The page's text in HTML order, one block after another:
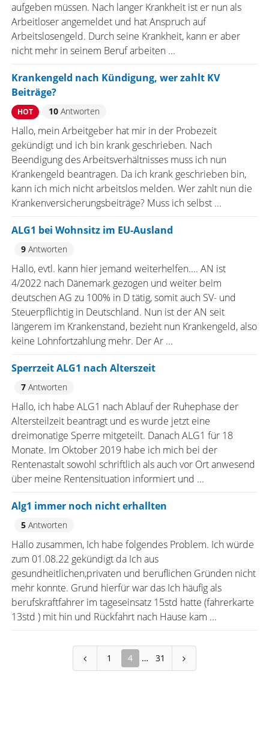
aufgeben müssen. Nach langer Krankheit ist er nun als
Arbeitloser angemeldet und hat Anspruch auf
Arbeitslosengeld. Durch seine Krankheit, kann er aber
nicht mehr in seinem Beruf arbeiten ...
Krankengeld nach Kündigung, wer zahlt KV
Beiträge?
HOT 10Antworten
Hallo, mein Arbeitgeber hat mir in der Probezeit
gekündigt und ich bin krank geschrieben. Nach
Beendigung des Arbeitsverhältnisses muss ich nun
Krankengeld beantragen. Da ich krank geschrieben bin,
kann ich mich nicht arbeitslos melden. Wer zahlt nun die
Krankenversicherungsbeiträge? Muss ich selbst ...
ALG1 bei Wohnsitz im EU-Ausland
9Antworten
Hallo, evtl. kann hier jemand weiterhelfen.... AN ist
4/2022 nach Dänemark gezogen und weiter beim
deutschen AG zu 100% in D tätig, somit auch SV- und
Steuerpflichtig in Deutschland. Nun ist der AN seit
längerem im Krankenstand, bezieht nun Krankengeld, also
keine Lohnfortzahlung mehr. Der Ar ...
Sperrzeit ALG1 nach Alterszeit
7Antworten
Hallo, ich habe ALG1 nach Ablauf der Ruhephase der
Altersteilzeit beantragt und es wurde jetzt eine
dreimonatige Sperre mitgeteilt. Danach ALG1 für 18
Monate. Im Oktober 2019 habe ich mich bei der
Rentenastalt sowohl schriftlich als auch vor Ort anwesend
über meine Rentensituation informiert und ...
Alg1 immer noch nicht erhallten
5Antworten
Hallo zusammen, Ich habe folgendes Problem. Ich würde
zum 01.08.22 gekündigt da Ich aus
gesundheitlichen,privaten und beruflichen Gründen nicht
mehr konnte. Grund hierfür war das Ich häufig als
berufskraftfahrer im tageseinsatz 15std hatte (fahrerkarte
13std ) mit hin und Rückfahrt nach Hause kam ...
1 4 31